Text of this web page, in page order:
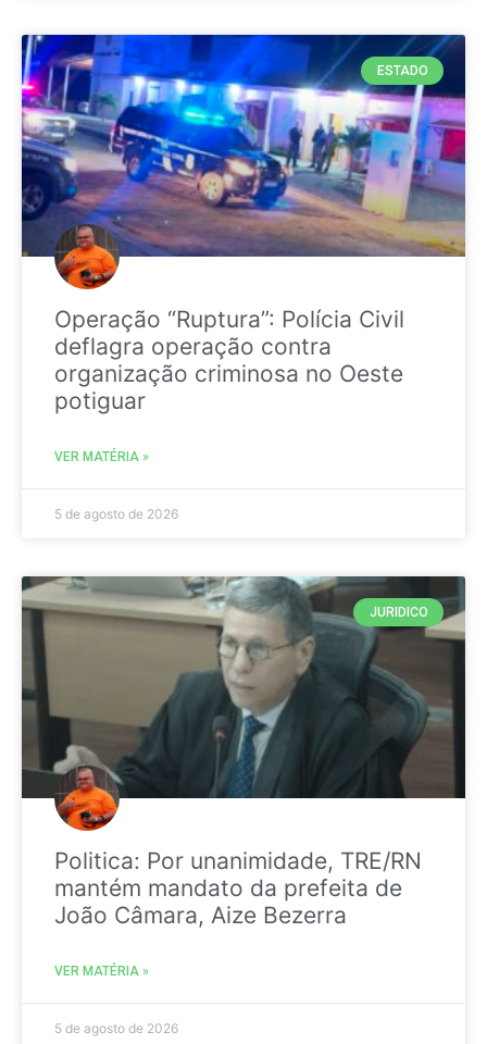
ESTADO
Operação “Ruptura”: Polícia Civil
deflagra operação contra
organização criminosa no Oeste
potiguar
VER MATÉRIA »
5 de agosto de 2026
JURIDICO
Politica: Por unanimidade, TRE/RN
mantém mandato da prefeita de
João Câmara, Aize Bezerra
VER MATÉRIA »
5 de agosto de 2026